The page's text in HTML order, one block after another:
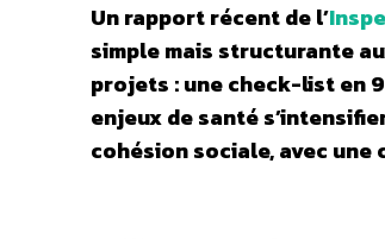
Un rapport récent de l’
simple mais structurante
projets : une check-list en
enjeux de santé
cohésion sociale, avec une